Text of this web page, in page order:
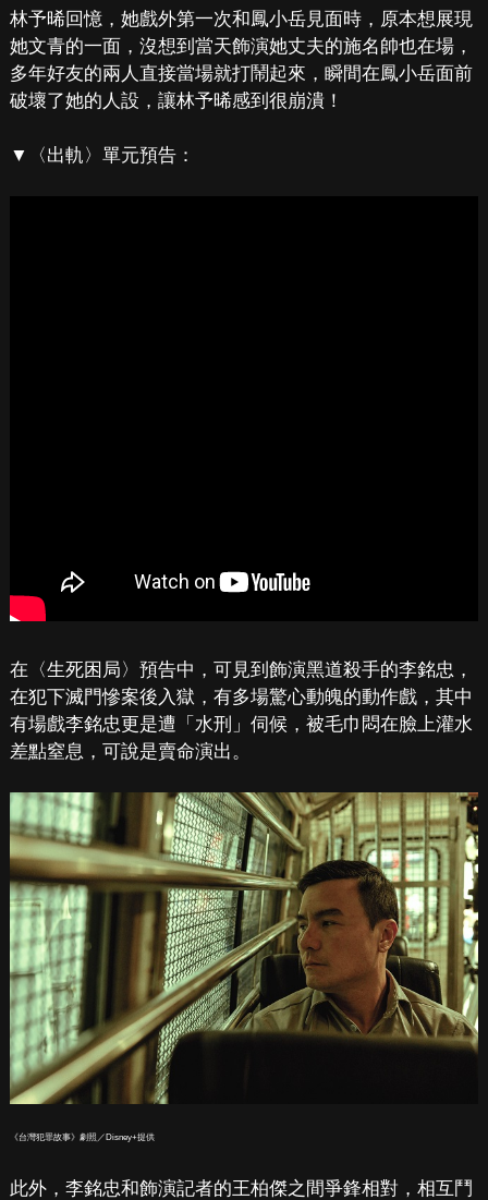
林予晞回憶，她戲外第一次和鳳小岳見面時，原本想展現
她文青的一面，沒想到當天飾演她丈夫的施名帥也在場，
多年好友的兩人直接當場就打鬧起來，瞬間在鳳小岳面前
破壞了她的人設，讓林予晞感到很崩潰！
▼〈出軌〉單元預告：
在〈生死困局〉預告中，可見到飾演黑道殺手的李銘忠，
在犯下滅門慘案後入獄，有多場驚心動魄的動作戲，其中
有場戲李銘忠更是遭「水刑」伺候，被毛巾悶在臉上灌水
差點窒息，可說是賣命演出。
《台灣犯罪故事》劇照／Disney+提供
此外，李銘忠和飾演記者的王柏傑之間爭鋒相對，相互鬥